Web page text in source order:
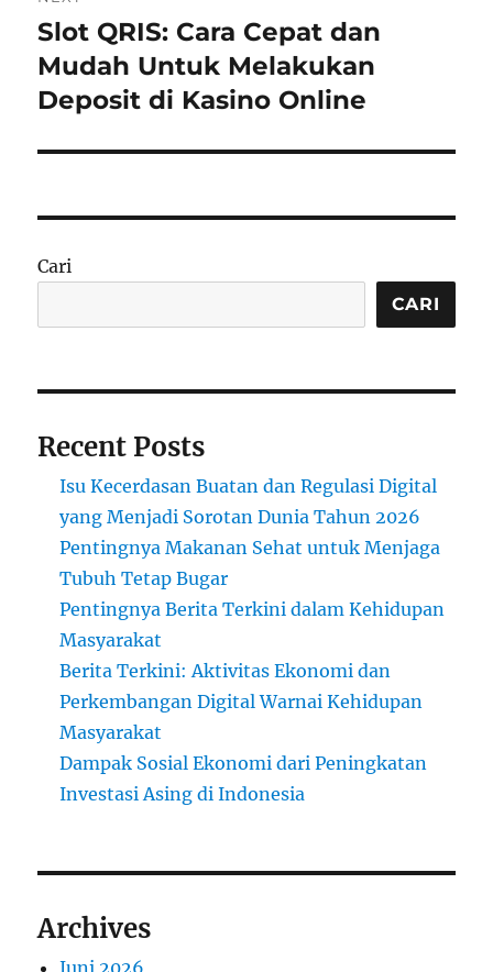
Next
post:
Slot QRIS: Cara Cepat dan
Mudah Untuk Melakukan
Deposit di Kasino Online
Cari
CARI
Recent Posts
Isu Kecerdasan Buatan dan Regulasi Digital
yang Menjadi Sorotan Dunia Tahun 2026
Pentingnya Makanan Sehat untuk Menjaga
Tubuh Tetap Bugar
Pentingnya Berita Terkini dalam Kehidupan
Masyarakat
Berita Terkini: Aktivitas Ekonomi dan
Perkembangan Digital Warnai Kehidupan
Masyarakat
Dampak Sosial Ekonomi dari Peningkatan
Investasi Asing di Indonesia
Archives
Juni 2026